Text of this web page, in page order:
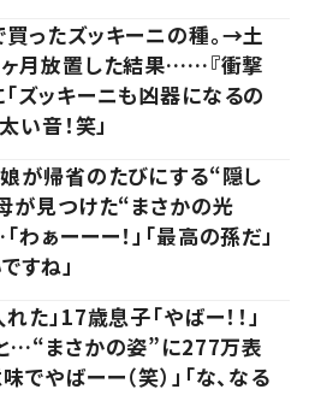
買ったズッキーニの種。→土
ヶ月放置した結果……『衝撃
「ズッキーニも凶器になるの
太い音！笑」
が帰省のたびにする“隠し
が見つけた“まさかの光
ぁーーー！」「最高の孫だ」
すね」
た」17歳息子「やばー！！」
…“まさかの姿”に277万表
でやばーー（笑）」「な、なる